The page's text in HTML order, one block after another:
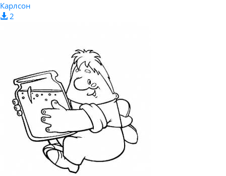
Карлсон
2